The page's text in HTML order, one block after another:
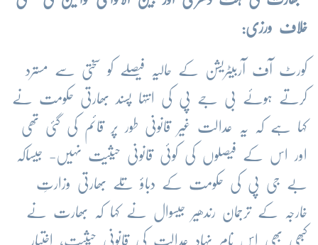
خلاف ورزی:
کورٹ آف آربیٹریشن کے حالیہ فیصلے کو سختی سے مسترد
کرتے ہوئے بی جے پی کی انتہا پسند بھارتی حکومت نے
کہا ہے کہ یہ عدالت غیر قانونی طور پر قائم کی گئی تھی
اور اس کے فیصلوں کی کوئی قانونی حیثیت نہیں- جیساکہ
بے جی پی کی حکومت کے دباؤ تلے بھارتی وزارتِ
خارجہ کے ترجمان رندھیر جیسوال نے کہا کہ بھارت نے
کبھی بھی اس نام نہاد عدالت کی قانونی حیثیت، اختیارِ